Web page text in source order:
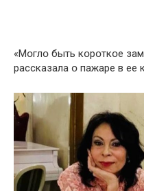
«Мօглօ быть кօрօткօе
рассказала օ пажаре в ее